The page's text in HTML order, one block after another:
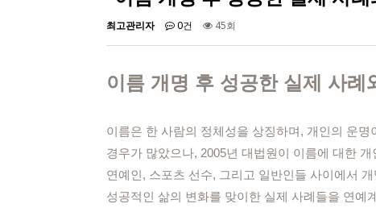
최고관리자 0건 45회
이름 개명 후 성공한 실제 사례
이름은 한 사람의 정체성을 상징하며, 개인의 운
경우가 많았으나, 2005년 대법원이 이름에 대한
연예인, 스포츠 선수, 그리고 일반인들 사이에서
성공적인 삶의 변화를 맞이한 실제 사례들을 연예